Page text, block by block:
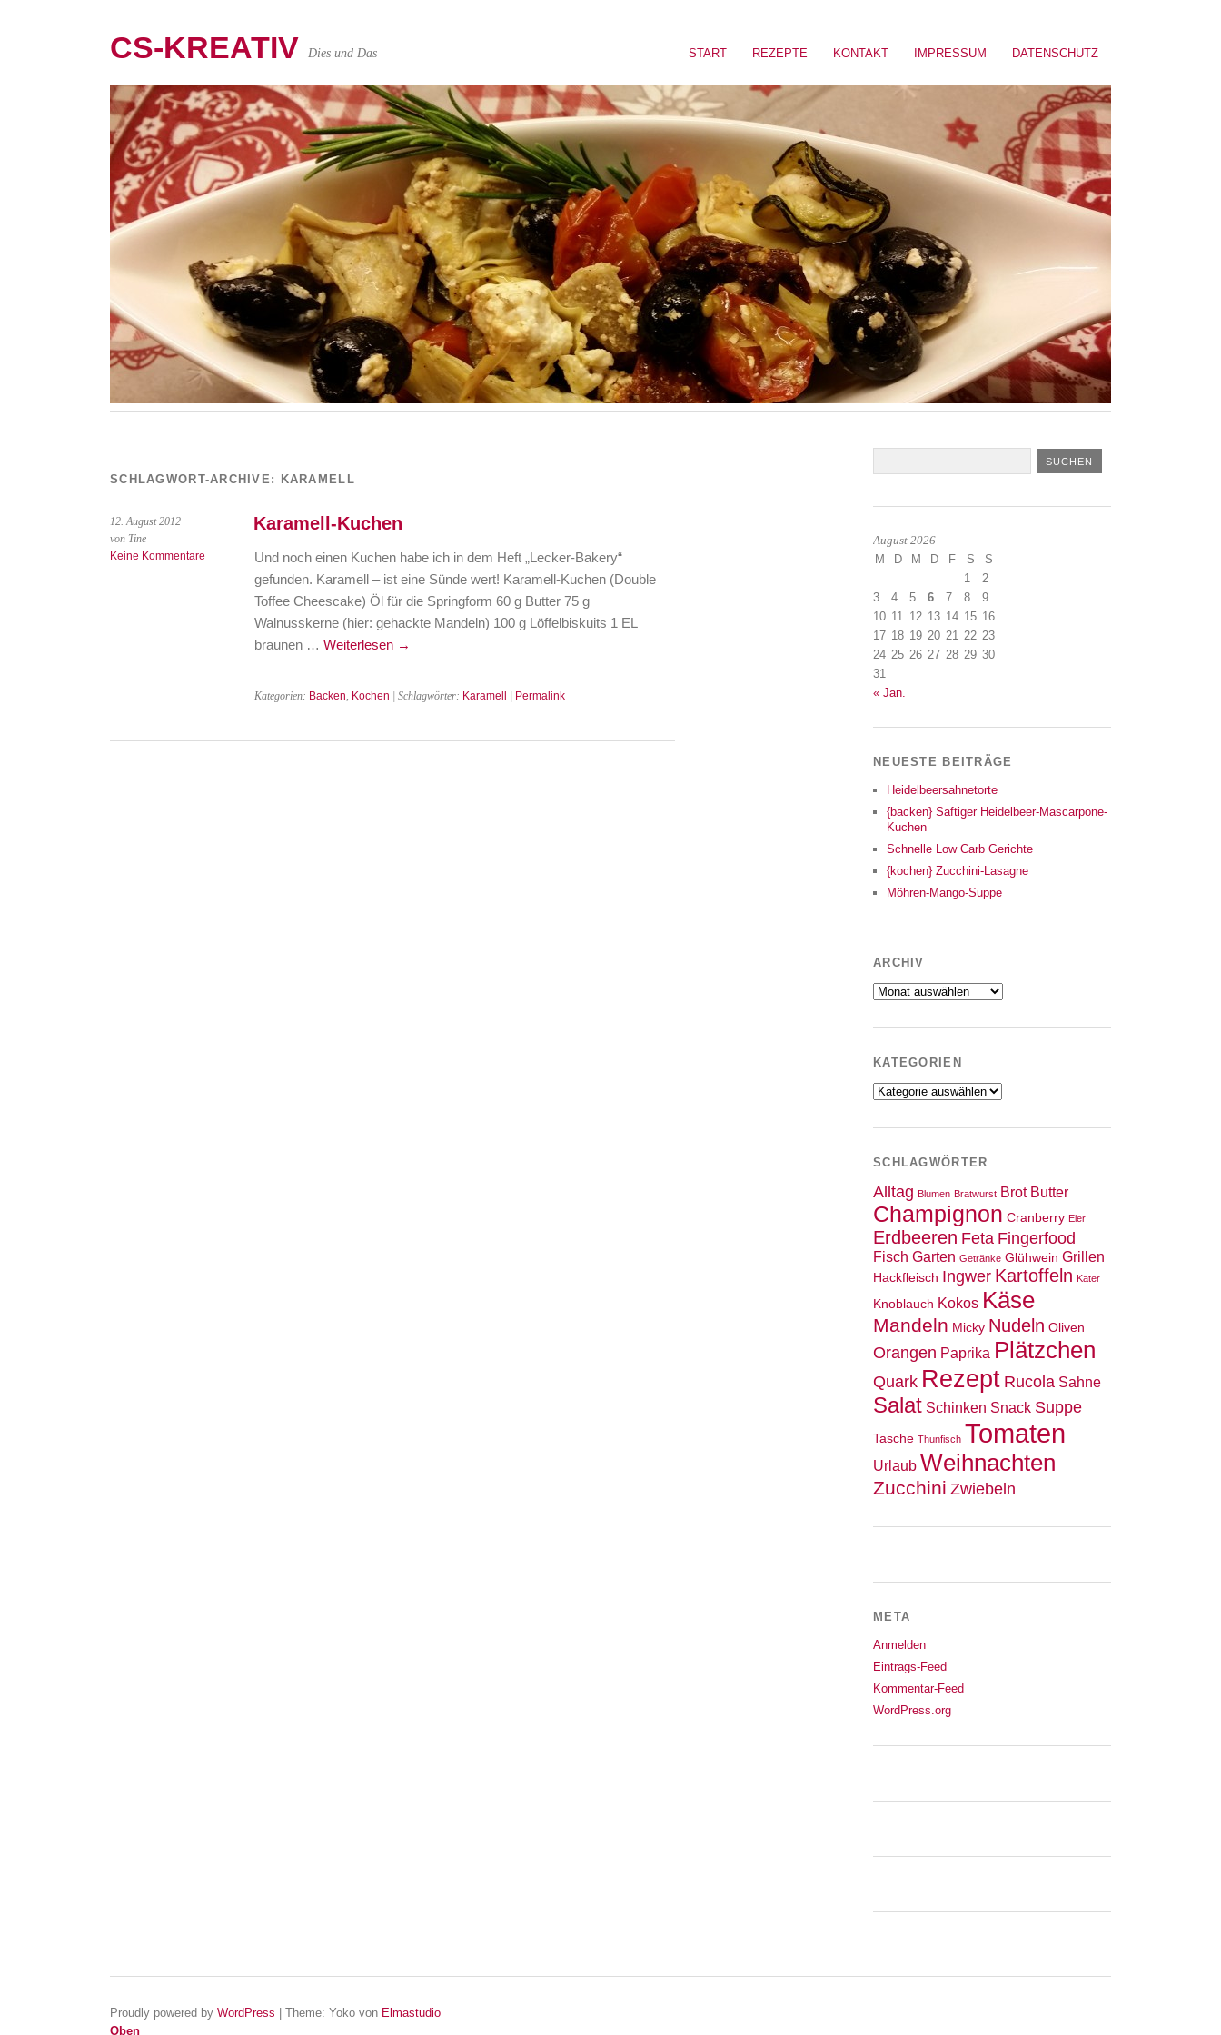
START REZEPTE KONTAKT IMPRESSUM DATENSCHUTZ
CS-KREATIV Dies und Das
SCHLAGWORT-ARCHIVE: KARAMELL
12. August 2012
von Tine
Keine Kommentare
Karamell-Kuchen
Und noch einen Kuchen habe ich in dem Heft „Lecker-Bakery“
gefunden. Karamell – ist eine Sünde wert! Karamell-Kuchen (Double
Toffee Cheescake) Öl für die Springform 60 g Butter 75 g
Walnusskerne (hier: gehackte Mandeln) 100 g Löffelbiskuits 1 EL
braunen … Weiterlesen →
Kategorien: Backen, Kochen | Schlagwörter: Karamell Permalink
August 2026
M D M D F S
S
1
2
3
4 5 6 7 8
9
10 11 12 13 14 15 16
17 18 19 20 21 22 23
24 25 26 27 28 29 30
31
« Jan.
NEUESTE BEITRÄGE
Heidelbeersahnetorte
{backen} Saftiger Heidelbeer-Mascarpone-
Kuchen
Schnelle Low Carb Gerichte
{kochen} Zucchini-Lasagne
Möhren-Mango-Suppe
ARCHIV
Archiv
KATEGORIEN
Kategorien
SCHLAGWÖRTER
Alltag Blumen Bratwurst Brot Butter
Champignon Cranberry Eier
Erdbeeren Feta Fingerfood
Fisch Garten Getränke Glühwein Grillen
Hackfleisch Ingwer Kartoffeln Kater
Knoblauch Kokos Käse
Mandeln Micky Nudeln Oliven
Orangen Paprika Plätzchen
Quark Rezept Rucola Sahne
Salat Schinken Snack Suppe
Tasche Thunfisch Tomaten
Urlaub Weihnachten
Zucchini Zwiebeln
META
Anmelden
Eintrags-Feed
Kommentar-Feed
WordPress.org
Proudly powered by WordPress Theme: Yoko von Elmastudio
Oben